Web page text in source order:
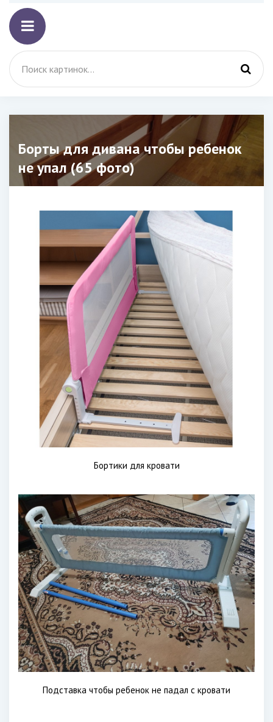
Борты для дивана чтобы ребенок
не упал (65 фото)
Бортики для кровати
Подставка чтобы ребенок не падал с кровати